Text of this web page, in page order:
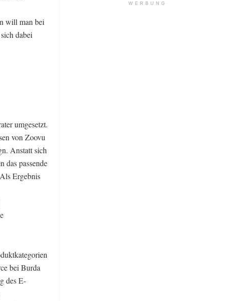
will man bei
dabei
umgesetzt.
von Zoovu
Anstatt sich
das passende
Ergebnis
bei Burda
des E-
WERBUNG